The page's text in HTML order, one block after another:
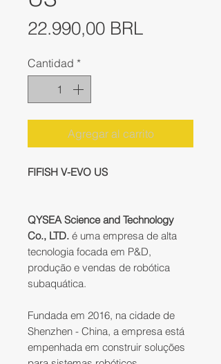
22.990,00 BRLPrecio
Cantidad *
Agregar al carrito
FIFISH V-EVO US
QYSEA Science and Technology
Co., LTD. é uma empresa de alta
tecnologia focada em P&D,
produção e vendas de robótica
subaquática.
Fundada em 2016, na cidade de
Shenzhen - China, a empresa está
empenhada em construir soluções